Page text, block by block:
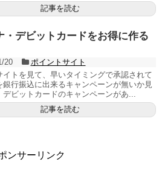
記事を読む
・デビットカードをお得に作る
20
ポイントサイト
イトを見て、早いタイミングで承認されて
銀行振込に出来るキャンペーンが無いか見
ビットカードのキャンペーンがあ...
記事を読む
ンサーリンク